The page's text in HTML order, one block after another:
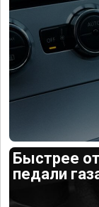
Быстрее
педали